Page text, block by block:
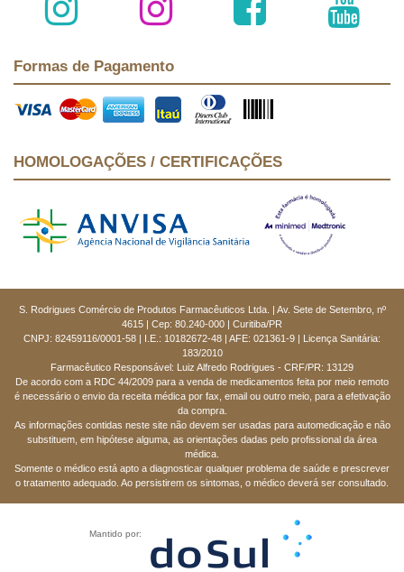
Formas de Pagamento
HOMOLOGAÇÕES / CERTIFICAÇÕES
S. Rodrigues Comércio de Produtos Farmacêuticos Ltda. | Av. Sete de Setembro, nº
4615 | Cep: 80.240-000 | Curitiba/PR
CNPJ: 82459116/0001-58 | I.E.: 10182672-48 | AFE: 021361-9 | Licença Sanitária:
183/2010
Farmacêutico Responsável: Luiz Alfredo Rodrigues - CRF/PR: 13129
De acordo com a RDC 44/2009 para a venda de medicamentos feita por meio remoto
é necessário o envio da receita médica por fax, email ou outro meio, para a efetivação
da compra.
As informações contidas neste site não devem ser usadas para automedicação e não
substituem, em hipótese alguma, as orientações dadas pelo profissional da área
médica.
Somente o médico está apto a diagnosticar qualquer problema de saúde e prescrever
o tratamento adequado. Ao persistirem os sintomas, o médico deverá ser consultado.
Mantido por: